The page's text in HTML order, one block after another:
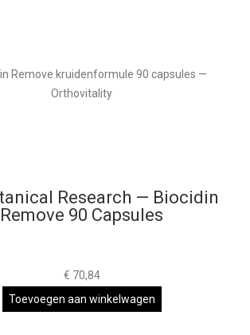
Research — Biocidin
Remove 90 Capsules
€ 70,84
Toevoegen aan winkelwagen